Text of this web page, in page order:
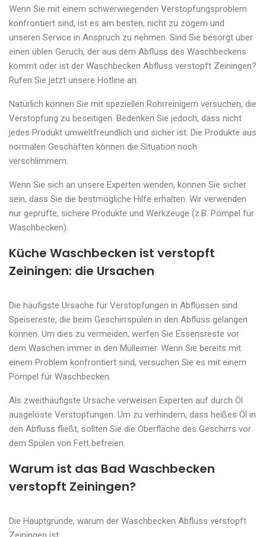
Wenn Sie mit einem schwerwiegenden Verstopfungsproblem
konfrontiert sind, ist es am besten, nicht zu zögern und
unseren Service in Anspruch zu nehmen. Sind Sie besorgt über
einen üblen Geruch, der aus dem Abfluss des Waschbeckens
kommt oder ist der Waschbecken Abfluss verstopft Zeiningen?
Rufen Sie jetzt unsere Hotline an.
Natürlich können Sie mit speziellen Rohrreinigern versuchen, die
Verstopfung zu beseitigen. Bedenken Sie jedoch, dass nicht
jedes Produkt umweltfreundlich und sicher ist. Die Produkte aus
normalen Geschäften können die Situation noch
verschlimmern.
Wenn Sie sich an unsere Experten wenden, können Sie sicher
sein, dass Sie die bestmögliche Hilfe erhalten. Wir verwenden
nur geprüfte, sichere Produkte und Werkzeuge (z.B. Pömpel für
Waschbecken).
Küche Waschbecken ist verstopft
Zeiningen: die Ursachen
Die häufigste Ursache für Verstopfungen in Abflüssen sind
Speisereste, die beim Geschirrspülen in den Abfluss gelangen
können. Um dies zu vermeiden, werfen Sie Essensreste vor
dem Waschen immer in den Mülleimer. Wenn Sie bereits mit
einem Problem konfrontiert sind, versuchen Sie es mit einem
Pömpel für Waschbecken.
Als zweithäufigste Ursache verweisen Experten auf durch Öl
ausgelöste Verstopfungen. Um zu verhindern, dass heißes Öl in
den Abfluss fließt, sollten Sie die Oberfläche des Geschirrs vor
dem Spülen von Fett befreien.
Warum ist das Bad Waschbecken
verstopft Zeiningen?
Die Hauptgründe, warum der Waschbecken Abfluss verstopft